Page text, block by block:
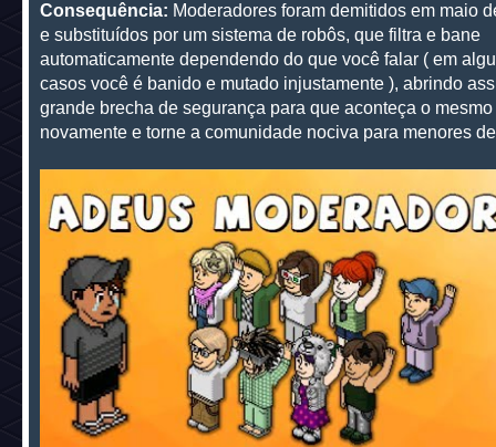
Consequência: Moderadores foram demitidos em maio
e substituídos por um sistema de robôs, que filtra e bane
automaticamente dependendo do que você falar ( em
casos você é banido e mutado injustamente ), abrindo
grande brecha de segurança para que aconteça o mesmo
novamente e torne a comunidade nociva para menores